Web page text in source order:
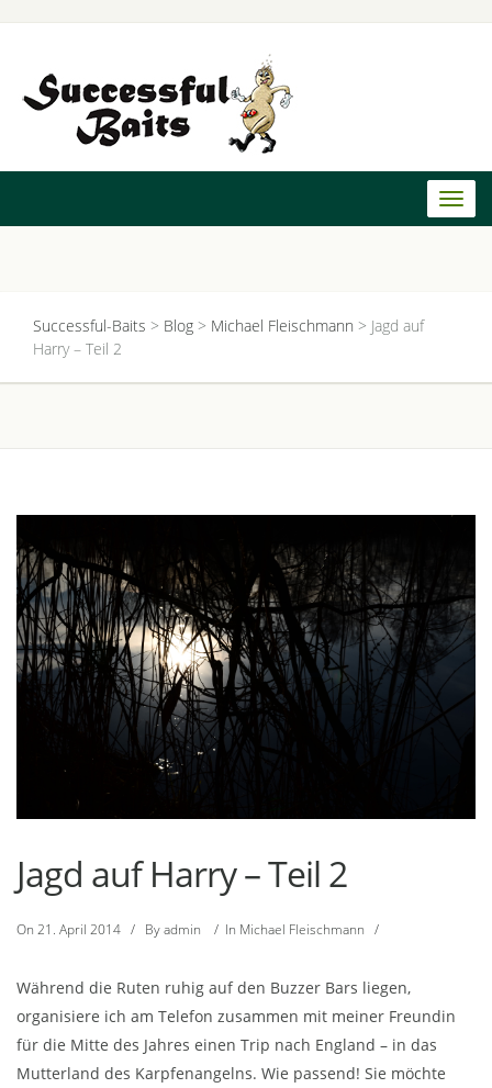
Successful-Baits > Blog > Michael Fleischmann > Jagd auf
Harry – Teil 2
Jagd auf Harry – Teil 2
On 21. April 2014 / Byadmin / In Michael Fleischmann /
Während die Ruten ruhig auf den Buzzer Bars liegen,
organisiere ich am Telefon zusammen mit meiner Freundin
für die Mitte des Jahres einen Trip nach England – in das
Mutterland des Karpfenangelns. Wie passend! Sie möchte